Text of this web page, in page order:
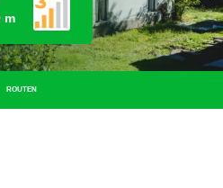
m
ROUTEN